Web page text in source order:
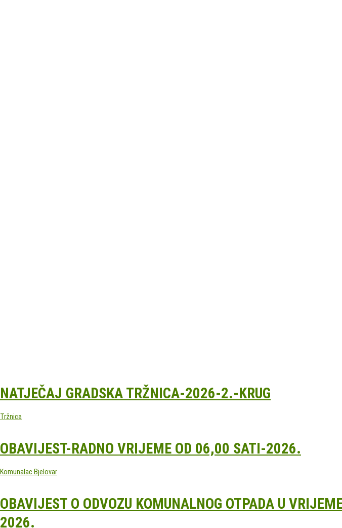
NATJEČAJ GRADSKA TRŽNICA-2026-2.-KRUG
Tržnica
OBAVIJEST-RADNO VRIJEME OD 06,00 SATI-2026.
Komunalac Bjelovar
OBAVIJEST O ODVOZU KOMUNALNOG OTPADA U
2026.